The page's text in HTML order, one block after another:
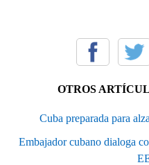
OTROS
Cuba preparada para
Embajador cubano dialoga